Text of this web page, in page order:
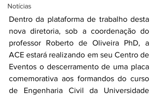
Notícias
Dentro da plataforma de trabalho desta
nova diretoria, sob a coordenação do
professor Roberto de Oliveira PhD, a
ACE estará realizando em seu Centro de
Eventos o descerramento de uma placa
comemorativa aos formandos do curso
de Engenharia Civil da Universidade